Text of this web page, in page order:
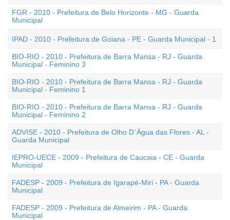
FGR - 2010 - Prefeitura de Belo Horizonte - MG - Guarda
Municipal
IPAD - 2010 - Prefeitura de Goiana - PE - Guarda Municipal - 1
BIO-RIO - 2010 - Prefeitura de Barra Mansa - RJ - Guarda
Municipal - Feminino 3
BIO-RIO - 2010 - Prefeitura de Barra Mansa - RJ - Guarda
Municipal - Feminino 1
BIO-RIO - 2010 - Prefeitura de Barra Mansa - RJ - Guarda
Municipal - Feminino 2
ADVISE - 2010 - Prefeitura de Olho D`Água das Flores - AL -
Guarda Municipal
IEPRO-UECE - 2009 - Prefeitura de Caucaia - CE - Guarda
Municipal
FADESP - 2009 - Prefeitura de Igarapé-Miri - PA - Guarda
Municipal
FADESP - 2009 - Prefeitura de Almeirim - PA - Guarda
Municipal